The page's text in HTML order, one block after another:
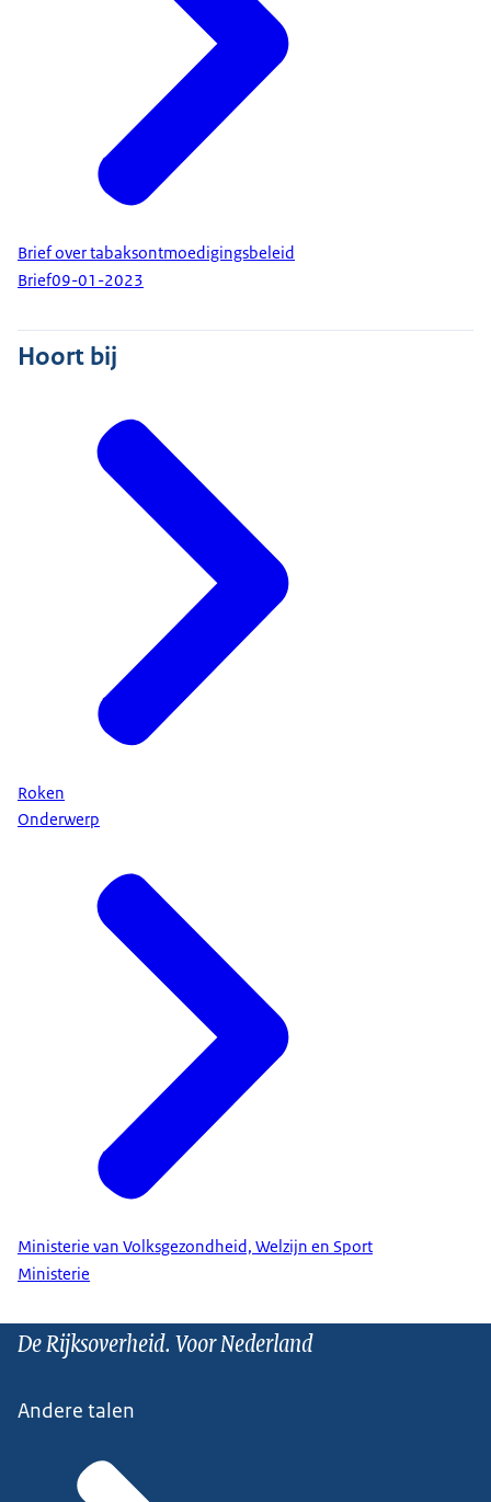
Brief over tabaksontmoedigingsbeleid
Brief09-01-2023
Hoort bij
Roken
Onderwerp
Ministerie van Volksgezondheid, Welzijn en Sport
Ministerie
De Rijksoverheid. Voor Nederland
Andere talen